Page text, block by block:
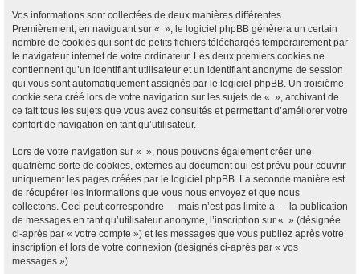
Vos informations sont collectées de deux manières différentes.
Premièrement, en naviguant sur « », le logiciel phpBB génèrera un certain
nombre de cookies qui sont de petits fichiers téléchargés temporairement par
le navigateur internet de votre ordinateur. Les deux premiers cookies ne
contiennent qu’un identifiant utilisateur et un identifiant anonyme de session
qui vous sont automatiquement assignés par le logiciel phpBB. Un troisième
cookie sera créé lors de votre navigation sur les sujets de « », archivant de
ce fait tous les sujets que vous avez consultés et permettant d’améliorer votre
confort de navigation en tant qu’utilisateur.
Lors de votre navigation sur « », nous pouvons également créer une
quatrième sorte de cookies, externes au document qui est prévu pour couvrir
uniquement les pages créées par le logiciel phpBB. La seconde manière est
de récupérer les informations que vous nous envoyez et que nous
collectons. Ceci peut correspondre — mais n’est pas limité à — la publication
de messages en tant qu’utilisateur anonyme, l’inscription sur « » (désignée
ci-après par « votre compte ») et les messages que vous publiez après votre
inscription et lors de votre connexion (désignés ci-après par « vos
messages »).